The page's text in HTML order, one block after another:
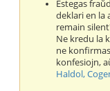
Estegas
deklari en la
remain
Ne kredu la
ne
konfesiojn,
Haldol,